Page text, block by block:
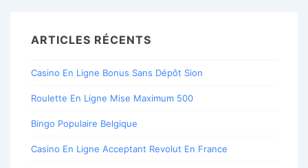
ARTICLES RÉCENTS
Casino En Ligne Bonus Sans Dépôt Sion
Roulette En Ligne Mise Maximum 500
Bingo Populaire Belgique
Casino En Ligne Acceptant Revolut En France